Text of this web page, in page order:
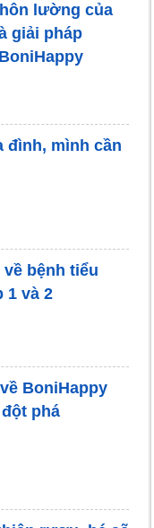
lường của
giải pháp
đình, mình cần
về bệnh tiểu
1 và 2
BoniHappy
phá